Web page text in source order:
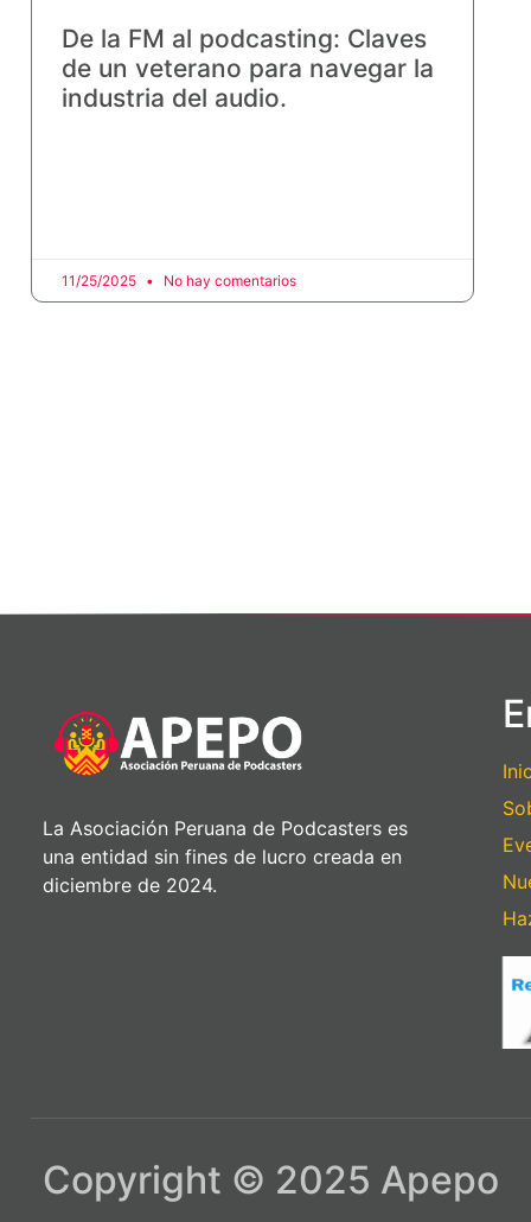
De la FM al podcasting: Claves
de un veterano para navegar la
industria del audio.
11/25/2025 No hay comentarios
La Asociación Peruana de Podcasters es
una entidad sin fines de lucro creada en
diciembre de 2024.
Copyright © 2025 Apepo